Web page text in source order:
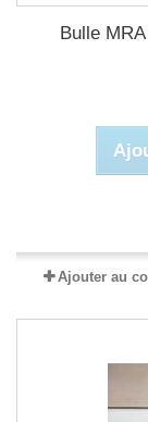
Bulle
Ajouter au